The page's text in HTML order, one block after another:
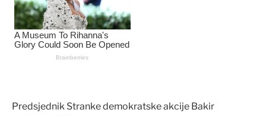
Predsjednik Stranke demokratske akcije Bakir